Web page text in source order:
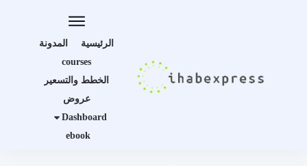
الرئيسية
المدونة
courses
الخطط والتسعير
عروض
Dashboard
ebook